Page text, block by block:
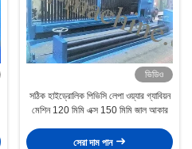
ভিডিও
সঠিক হাইড্রোলিক পিভিসি লেপা ওয়্যার গ্যাবিয়ন
মেশিন 120 মিমি এক্স 150 মিমি জাল আকার
সেরা দাম পান